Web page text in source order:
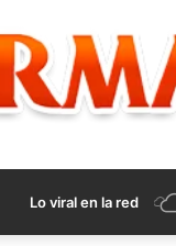
Lo viral en la red